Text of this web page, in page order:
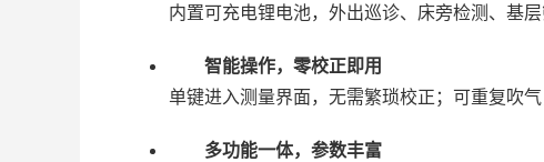
内置可充电锂电池，外出巡诊、床旁检测、基层
智能操作，零校正即用
单键进入测量界面，无需繁琐校正；可重复吹
多功能一体，参数丰富